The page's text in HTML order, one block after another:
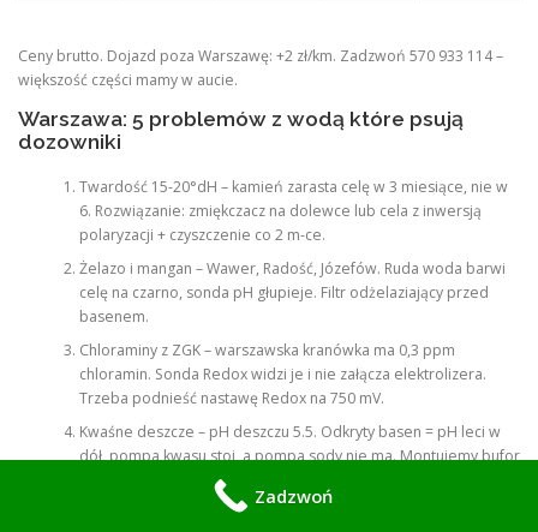
Ceny brutto. Dojazd poza Warszawę: +2 zł/km. Zadzwoń 570 933 114 –
większość części mamy w aucie.
Warszawa: 5 problemów z wodą które psują
dozowniki
Twardość 15-20°dH – kamień zarasta celę w 3 miesiące, nie w
6. Rozwiązanie: zmiękczacz na dolewce lub cela z inwersją
polaryzacji + czyszczenie co 2 m-ce.
Żelazo i mangan – Wawer, Radość, Józefów. Ruda woda barwi
celę na czarno, sonda pH głupieje. Filtr odżelaziający przed
basenem.
Chloraminy z ZGK – warszawska kranówka ma 0,3 ppm
chloramin. Sonda Redox widzi je i nie załącza elektrolizera.
Trzeba podnieść nastawę Redox na 750 mV.
Kwaśne deszcze – pH deszczu 5.5. Odkryty basen = pH leci w
dół, pompa kwasu stoi, a pompa sody nie ma. Montujemy bufor
Glony z zieleni miejskiej – pyłki = fosforany. Glony zjadają chlor
Zadzwoń